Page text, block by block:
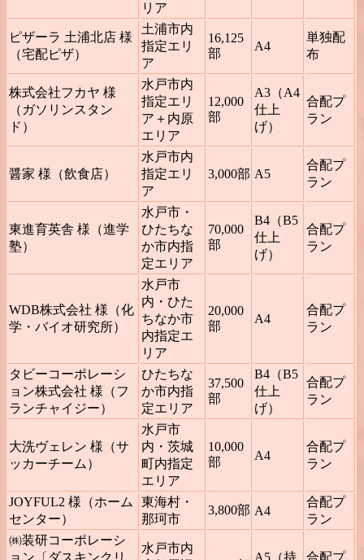
リア
ピザーラ 土浦北店 様
（宅配ピザ）
土浦市内
指定エリ
ア
16,125
部
A4
単独配
布
株式会社フカヤ 様
（ガソリンスタン
ド）
水戸市内
指定エリ
ア＋内原
エリア
12,000
部
A3（A4
仕上
げ）
合配プ
ラン
醤家 様（飲食店）
水戸市内
指定エリ
ア
3,000部 A5
合配プ
ラン
東進育英舎 様（進学
塾）
水戸市・
ひたちな
か市内指
定エリア
70,000
部
B4（B5
仕上
げ）
合配プ
ラン
WDB株式会社 様（化
学・バイオ研究所）
水戸市
内・ひた
ちなか市
内指定エ
リア
20,000
部
A4
合配プ
ラン
タビーコーポレーシ
ョン株式会社 様（フ
ランチャイジー）
ひたちな
か市内指
定エリア
37,500
部
B4（B5
仕上
げ）
合配プ
ラン
大洗ヴェレン 様（サ
ッカーチーム）
水戸市
内・茨城
町内指定
エリア
10,000
部
A4
合配プ
ラン
JOYFUL2 様（ホーム
センター）
東海村・
那珂市
3,800部 A4
合配プ
ラン
㈱装研コーポレーシ
ョン〔ダスキンクリ
水戸市内
A5（持 合配プ